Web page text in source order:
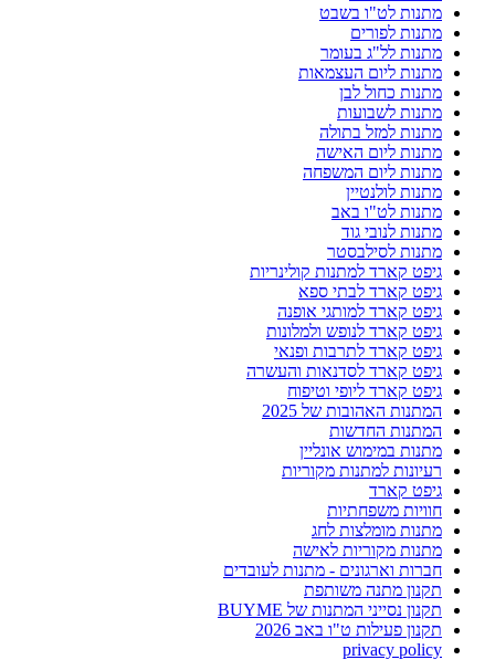
מתנות לט"ו בשבט
מתנות לפורים
מתנות לל"ג בעומר
מתנות ליום העצמאות
מתנות כחול לבן
מתנות לשבועות
מתנות למזל בתולה
מתנות ליום האישה
מתנות ליום המשפחה
מתנות לולנטיין
מתנות לט"ו באב
מתנות לנובי גוד
מתנות לסילבסטר
גיפט קארד למתנות קולינריות
גיפט קארד לבתי ספא
גיפט קארד למותגי אופנה
גיפט קארד לנופש ולמלונות
גיפט קארד לתרבות ופנאי
גיפט קארד לסדנאות והעשרה
גיפט קארד ליופי וטיפוח
המתנות האהובות של 2025
המתנות החדשות
מתנות במימוש אונליין
רעיונות למתנות מקוריות
גיפט קארד
חוויות משפחתיות
מתנות מומלצות לחג
מתנות מקוריות לאישה
חברות וארגונים - מתנות לעובדים
תקנון מתנה משותפת
תקנון נסייני המתנות של BUYME
תקנון פעילות ט"ו באב 2026
privacy policy